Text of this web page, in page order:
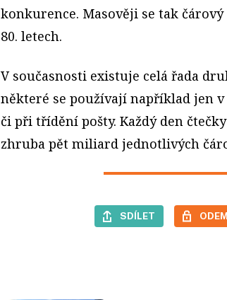
konkurence. Masověji se tak
80. letech.
V současnosti existuje celá řada
některé se používají například jen
či při třídění pošty. Každý den
zhruba pět miliard jednotlivých
SDÍLET